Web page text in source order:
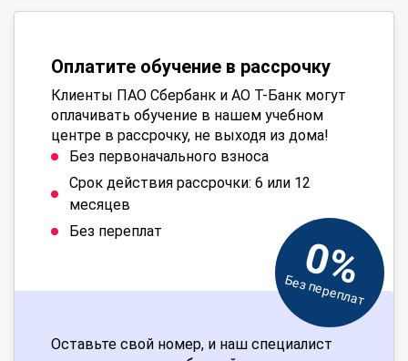
Оплатите обучение в рассрочку
Клиенты ПАО Сбербанк и АО Т-Банк могут
оплачивать обучение в нашем учебном
центре в рассрочку, не выходя из дома!
Без первоначального взноса
Срок действия рассрочки: 6 или 12
месяцев
Без переплат
0%
Без переплат
Оставьте свой номер, и наш специалист